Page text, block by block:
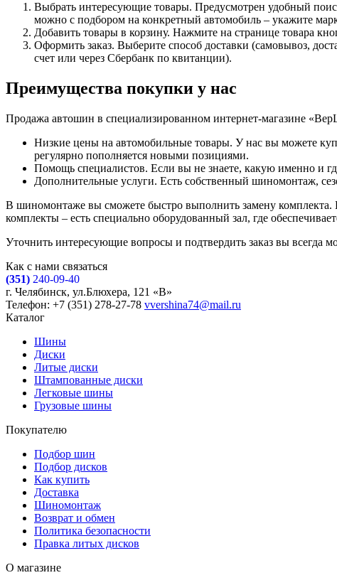
Выбрать интересующие товары. Предусмотрен удобный
можно с подбором на конкретный автомобиль – укажите
Добавить товары в корзину. Нажмите на странице товара
Оформить заказ. Выберите способ доставки (самовывоз,
счет или через Сбербанк по квитанции).
Преимущества покупки у нас
Продажа автошин в специализированном интернет-магазине
Низкие цены на автомобильные товары. У нас вы можете
регулярно пополняется новыми позициями.
Помощь специалистов. Если вы не знаете, какую именно и
Дополнительные услуги. Есть собственный шиномонтаж,
В шиномонтаже вы сможете быстро выполнить замену комплекта.
комплекты – есть специально оборудованный зал, где
Уточнить интересующие вопросы и подтвердить заказ вы всегда
Как с нами связаться
(351) 240-09-40
г. Челябинск, ул.Блюхера, 121 «В»
Телефон: +7 (351) 278-27-78 vvershina74@mail.ru
Каталог
Шины
Диски
Литые диски
Штампованные диски
Легковые шины
Грузовые шины
Покупателю
Подбор шин
Подбор дисков
Как купить
Доставка
Шиномонтаж
Возврат и обмен
Политика безопасности
Правка литых дисков
О магазине